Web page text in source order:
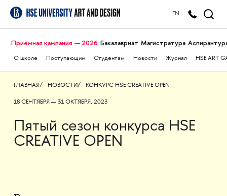
EN
Приёмная кампания — 2026 Бакалавриат Магистратура
О школе Поступающим Студентам Новости Журнал HSE ART
ГЛАВНАЯ НОВОСТИ КОНКУРС HSE CREATIVE OPEN
18 СЕНТЯБРЯ — 31 ОКТЯБРЯ, 2023
Пятый сезон конкурса HSE
CREATIVE OPEN